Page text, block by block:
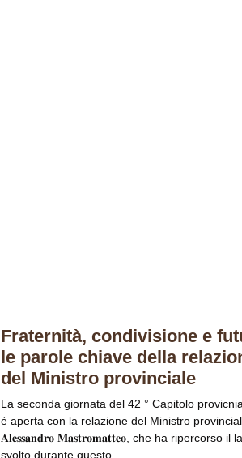
Fraternità, condivisione e
le parole chiave della
del Ministro provinciale
La seconda giornata del 42 ° Capitolo
è aperta con la relazione del Ministro
𝐀𝐥𝐞𝐬𝐬𝐚𝐧𝐝𝐫𝐨 𝐌𝐚𝐬𝐭𝐫𝐨𝐦𝐚𝐭𝐭𝐞𝐨, che ha ripercorso il
svolto durante questo